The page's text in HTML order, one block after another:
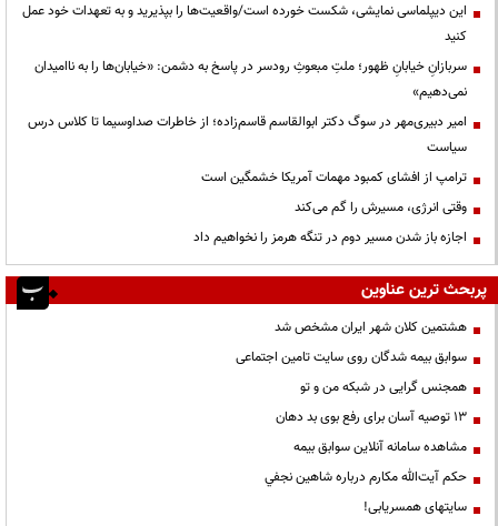
این دیپلماسی نمایشی، شکست خورده است/واقعیت‌ها را بپذیرید و به تعهدات خود عمل
کنید
سربازانِ خیابانِ ظهور؛ ملتِ مبعوثِ رودسر در پاسخ به دشمن: «خیابان‌ها را به ناامیدان
نمی‌دهیم»
امیر دبیری‌مهر در سوگ دکتر ابوالقاسم قاسم‌زاده؛ از خاطرات صداوسیما تا کلاس درس
سیاست
ترامپ از افشای کمبود مهمات آمریکا خشمگین است
وقتی انرژی، مسیرش را گم می‌کند
اجازه باز شدن مسیر دوم در تنگه هرمز را نخواهیم داد
پربحث ترین عناوین
هشتمین کلان شهر ایران مشخص شد
سوابق بیمه شدگان روی سایت تامین اجتماعی
همجنس گرایی در شبکه من و تو
13 توصیه آسان برای رفع بوی بد دهان
مشاهده سامانه آنلاين سوابق بیمه
حكم آيت‌الله مكارم درباره شاهين نجفي
سایتهای همسریابی!